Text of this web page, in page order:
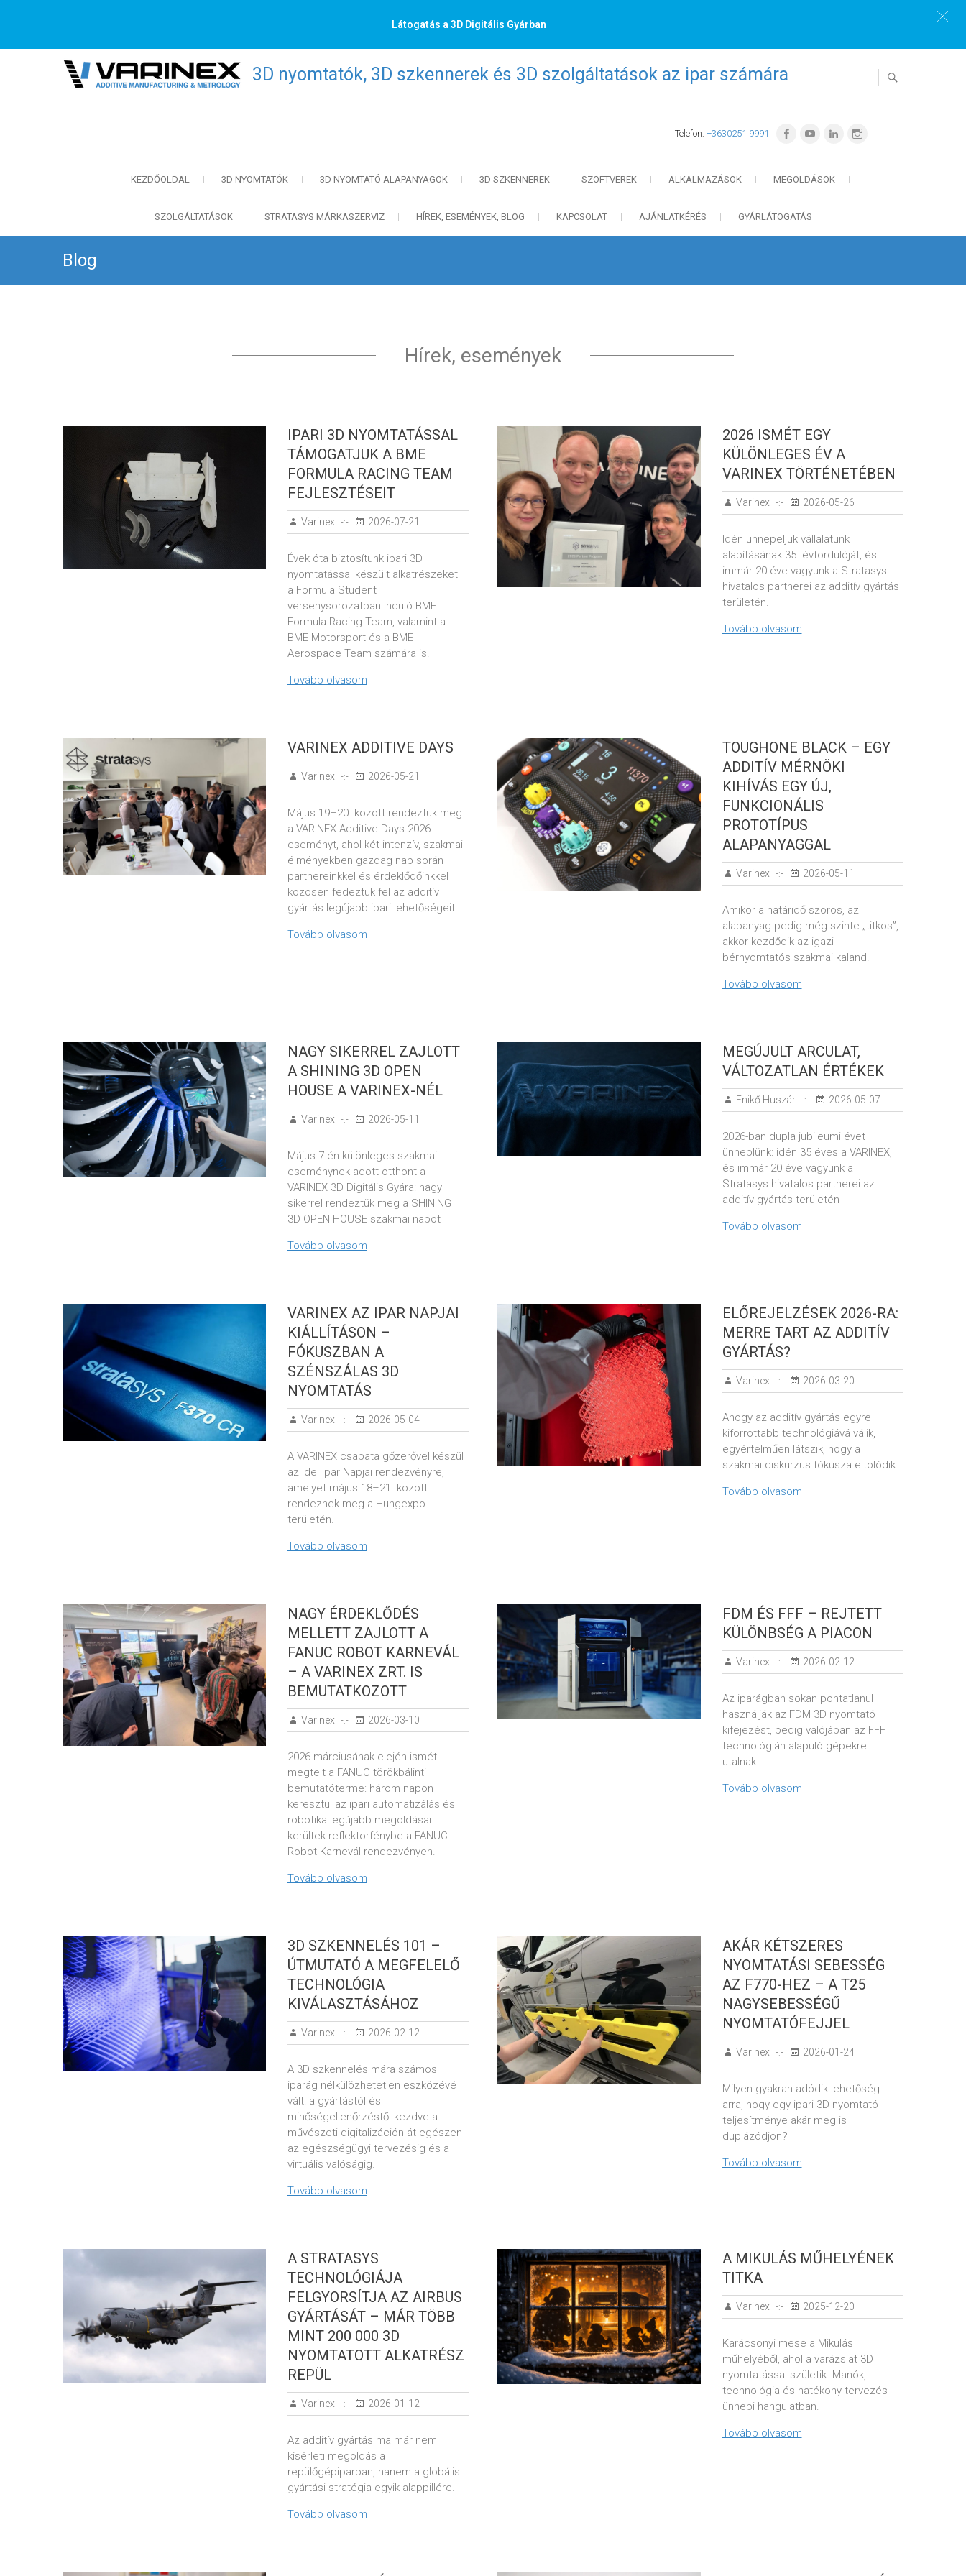
Látogatás a 3D Digitális Gyárban
3D nyomtatók, 3D szkennerek és 3D szolgáltatások az ipar számára
Telefon: +3630251 9991
KEZDŐOLDAL 3D NYOMTATÓK 3D NYOMTATÓ ALAPANYAGOK 3D SZKENNEREK SZOFTVEREK ALKALMAZÁSOK MEGOLDÁSOK
SZOLGÁLTATÁSOK STRATASYS MÁRKASZERVIZ HÍREK, ESEMÉNYEK, BLOG KAPCSOLAT AJÁNLATKÉRÉS GYÁRLÁTOGATÁS
Blog
Hírek, események
IPARI 3D NYOMTATÁSSAL
TÁMOGATJUK A BME
FORMULA RACING TEAM
FEJLESZTÉSEIT​
Varinex 2026-07-21
Évek óta biztosítunk ipari 3D
nyomtatással készült alkatrészeket
a Formula Student
versenysorozatban induló BME
Formula Racing Team, valamint a
BME Motorsport és a BME
Aerospace Team számára is.
Tovább olvasom
2026 ISMÉT EGY
KÜLÖNLEGES ÉV A
VARINEX TÖRTÉNETÉBEN
Varinex 2026-05-26
Idén ünnepeljük vállalatunk
alapításának 35. évfordulóját, és
immár 20 éve vagyunk a Stratasys
hivatalos partnerei az additív gyártás
területén.
Tovább olvasom
VARINEX ADDITIVE DAYS
Varinex 2026-05-21
Május 19–20. között rendeztük meg
a VARINEX Additive Days 2026
eseményt, ahol két intenzív, szakmai
élményekben gazdag nap során
partnereinkkel és érdeklődőinkkel
közösen fedeztük fel az additív
gyártás legújabb ipari lehetőségeit.
Tovább olvasom
TOUGHONE BLACK – EGY
ADDITÍV MÉRNÖKI
KIHÍVÁS EGY ÚJ,
FUNKCIONÁLIS
PROTOTÍPUS
ALAPANYAGGAL​
Varinex 2026-05-11
Amikor a határidő szoros, az
alapanyag pedig még szinte „titkos”,
akkor kezdődik az igazi
bérnyomtatós szakmai kaland.
Tovább olvasom
NAGY SIKERREL ZAJLOTT
A SHINING 3D OPEN
HOUSE A VARINEX-NÉL
Varinex 2026-05-11
Május 7-én különleges szakmai
eseménynek adott otthont a
VARINEX 3D Digitális Gyára: nagy
sikerrel rendeztük meg a SHINING
3D OPEN HOUSE szakmai napot
Tovább olvasom
MEGÚJULT ARCULAT,
VÁLTOZATLAN ÉRTÉKEK​
Enikő Huszár 2026-05-07
2026-ban dupla jubileumi évet
ünneplünk: idén 35 éves a VARINEX,
és immár 20 éve vagyunk a
Stratasys hivatalos partnerei az
additív gyártás területén
Tovább olvasom
VARINEX AZ IPAR NAPJAI
KIÁLLÍTÁSON –
FÓKUSZBAN A
SZÉNSZÁLAS 3D
NYOMTATÁS
Varinex 2026-05-04
A VARINEX csapata gőzerővel készül
az idei Ipar Napjai rendezvényre,
amelyet május 18–21. között
rendeznek meg a Hungexpo
területén.
Tovább olvasom
ELŐREJELZÉSEK 2026-RA:
MERRE TART AZ ADDITÍV
GYÁRTÁS?​
Varinex 2026-03-20
Ahogy az additív gyártás egyre
kiforrottabb technológiává válik,
egyértelműen látszik, hogy a
szakmai diskurzus fókusza eltolódik.
Tovább olvasom
NAGY ÉRDEKLŐDÉS
MELLETT ZAJLOTT A
FANUC ROBOT KARNEVÁL
– A VARINEX ZRT. IS
BEMUTATKOZOTT
Varinex 2026-03-10
2026 márciusának elején ismét
megtelt a FANUC törökbálinti
bemutatóterme: három napon
keresztül az ipari automatizálás és
robotika legújabb megoldásai
kerültek reflektorfénybe a FANUC
Robot Karnevál rendezvényen.
Tovább olvasom
FDM ÉS FFF – REJTETT
KÜLÖNBSÉG A PIACON
Varinex 2026-02-12
Az iparágban sokan pontatlanul
használják az FDM 3D nyomtató
kifejezést, pedig valójában az FFF
technológián alapuló gépekre
utalnak.
Tovább olvasom
3D SZKENNELÉS 101 –
ÚTMUTATÓ A MEGFELELŐ
TECHNOLÓGIA
KIVÁLASZTÁSÁHOZ
Varinex 2026-02-12
A 3D szkennelés mára számos
iparág nélkülözhetetlen eszközévé
vált: a gyártástól és
minőségellenőrzéstől kezdve a
művészeti digitalizáción át egészen
az egészségügyi tervezésig és a
virtuális valóságig.
Tovább olvasom
AKÁR KÉTSZERES
NYOMTATÁSI SEBESSÉG
AZ F770-HEZ – A T25
NAGYSEBESSÉGŰ
NYOMTATÓFEJJEL
Varinex 2026-01-24
Milyen gyakran adódik lehetőség
arra, hogy egy ipari 3D nyomtató
teljesítménye akár meg is
duplázódjon?
Tovább olvasom
A STRATASYS
TECHNOLÓGIÁJA
FELGYORSÍTJA AZ AIRBUS
GYÁRTÁSÁT – MÁR TÖBB
MINT 200 000 3D
NYOMTATOTT ALKATRÉSZ
REPÜL
Varinex 2026-01-12
Az additív gyártás ma már nem
kísérleti megoldás a
repülőgépiparban, hanem a globális
gyártási stratégia egyik alappillére.
Tovább olvasom
A MIKULÁS MŰHELYÉNEK
TITKA
Varinex 2025-12-20
Karácsonyi mese a Mikulás
műhelyéből, ahol a varázslat 3D
nyomtatással születik. Manók,
technológia és hatékony tervezés
ünnepi hangulatban.
Tovább olvasom